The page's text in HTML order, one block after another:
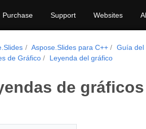
Purchase Support Websites
Aspose.Slides para C++ Guía del
de Gráfico Leyenda del gráfico
de